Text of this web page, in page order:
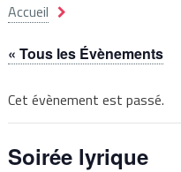
Accueil
« Tous les Évènements
Cet évènement est passé.
Soirée lyrique